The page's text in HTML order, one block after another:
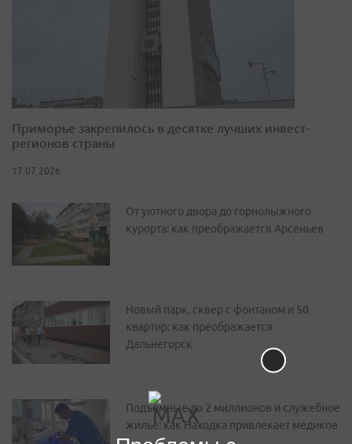
Приморье закрепилось в десятке лучших инвест-
регионов страны
17.07.2026
От уютного двора до горнолыжного
курорта: как преображается Арсеньев
Новый парк, сквер с фонтаном и 50
квартир: как преображается
Дальнегорск
Подъемные до 2 миллионов и служебное
жилье: как Находка привлекает медиков